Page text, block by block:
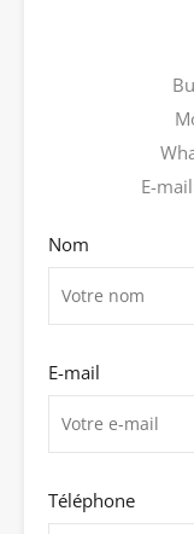
E-
Nom
E-mail
Téléphone